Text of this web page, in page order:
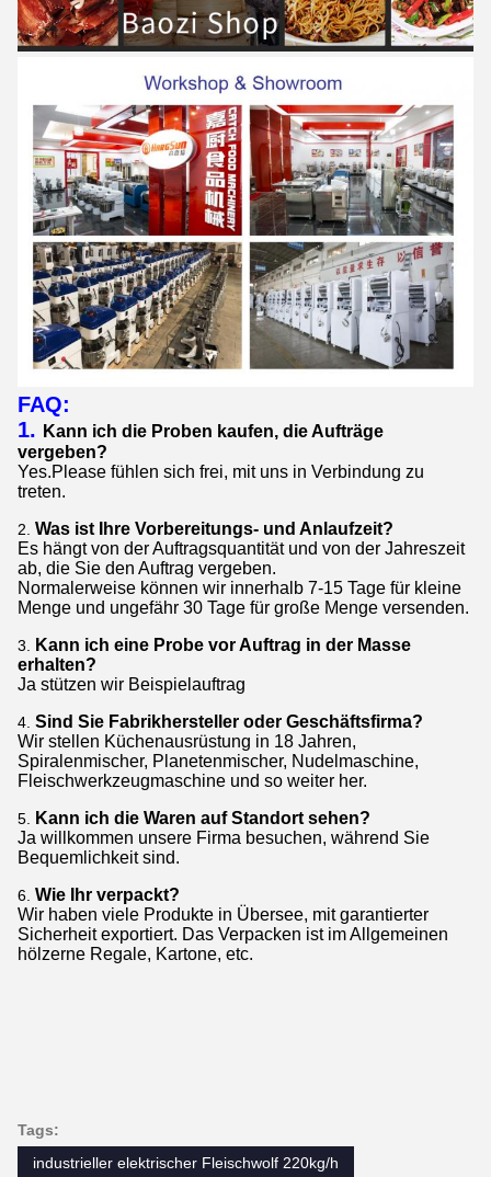
FAQ:
1. Kann ich die Proben kaufen, die Aufträge
vergeben?
Yes.Please fühlen sich frei, mit uns in Verbindung zu
treten.
2. Was ist Ihre Vorbereitungs- und Anlaufzeit?
Es hängt von der Auftragsquantität und von der Jahreszeit
ab, die Sie den Auftrag vergeben.
Normalerweise können wir innerhalb 7-15 Tage für kleine
Menge und ungefähr 30 Tage für große Menge versenden.
3.
Kann ich eine Probe vor Auftrag in der Masse
erhalten?
Ja stützen wir Beispielauftrag
4. Sind Sie Fabrikhersteller oder Geschäftsfirma?
Wir stellen Küchenausrüstung in 18 Jahren,
Spiralenmischer, Planetenmischer, Nudelmaschine,
Fleischwerkzeugmaschine und so weiter her.
5.
Kann ich die Waren auf Standort sehen?
Ja willkommen unsere Firma besuchen, während Sie
Bequemlichkeit sind.
6. Wie Ihr verpackt?
Wir haben viele Produkte in Übersee, mit garantierter
Sicherheit exportiert. Das Verpacken ist im Allgemeinen
hölzerne Regale, Kartone, etc.
Tags:
industrieller elektrischer Fleischwolf 220kg/h